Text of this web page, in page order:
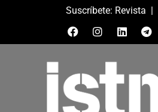
Suscríbete: Revista |